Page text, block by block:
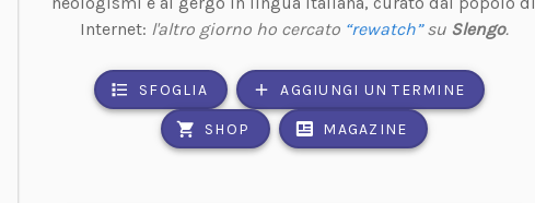
Internet: l'altro giorno ho cercato “rewatch”su Slengo.
SFOGLIA AGGIUNGI UN TERMINE
SHOP MAGAZINE